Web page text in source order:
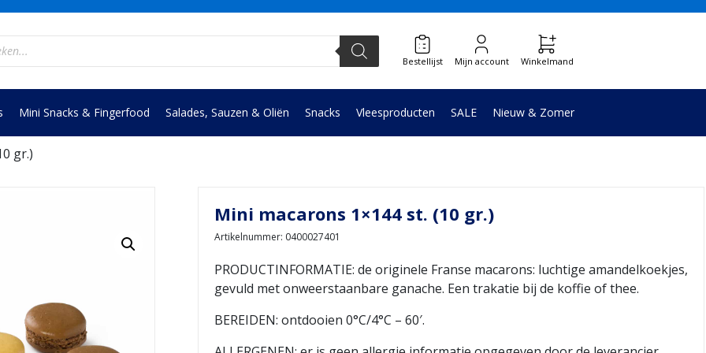
Bestellijst Mijn account Winkelmand
Mini Snacks & Fingerfood Salades, Sauzen & Oliën Snacks Vleesproducten SALE Nieuw & Zomer
gr.)
Mini macarons 1×144 st. (10 gr.)
Artikelnummer: 0400027401
PRODUCTINFORMATIE: de originele Franse macarons: luchtige amandelkoekjes,
gevuld met onweerstaanbare ganache. Een trakatie bij de koffie of thee.
BEREIDEN: ontdooien 0°C/4°C – 60′.